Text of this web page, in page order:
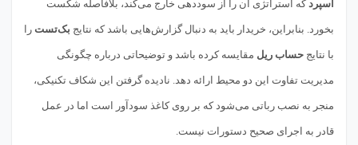
اسپردکه استراتژی آن را از سوددهی خارج می‌کند، بلافاصله شکست
بخورد. بنابراین، خریدار باید به دنبال گزارش‌هایی باشد که نتایج بک‌تست را
با نتایج حساب ریل مقایسه کرده باشد و توضیحاتی درباره چگونگی
مدیریت تفاوت این دو محیط ارائه دهد. نادیده گرفتن این شکاف تکنیکی،
منجر به نصب رباتی می‌شود که بر روی کاغذ سودآور است اما در عمل
قادر به اجرای صحیح دستورات نیست.